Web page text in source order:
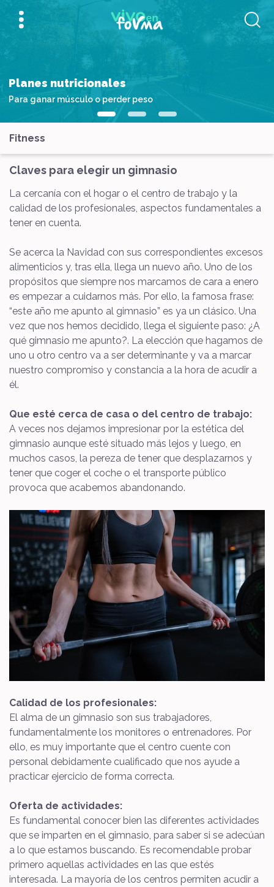
Planes nutricionales
Para ganar músculo o perder peso
Fitness
Claves para elegir un gimnasio
La cercanía con el hogar o el centro de trabajo y la
calidad de los profesionales, aspectos fundamentales a
tener en cuenta.
Se acerca la Navidad con sus correspondientes excesos
alimenticios y, tras ella, llega un nuevo año. Uno de los
propósitos que siempre nos marcamos de cara a enero
es empezar a cuidarnos más. Por ello, la famosa frase:
“este año me apunto al gimnasio” es ya un clásico. Una
vez que nos hemos decidido, llega el siguiente paso: ¿A
qué gimnasio me apunto?. La elección que hagamos de
uno u otro centro va a ser determinante y va a marcar
nuestro compromiso y constancia a la hora de acudir a
él.
Que esté cerca de casa o del centro de trabajo:
A veces nos dejamos impresionar por la estética del
gimnasio aunque esté situado más lejos y luego, en
muchos casos, la pereza de tener que desplazarnos y
tener que coger el coche o el transporte público
provoca que acabemos abandonando.
Calidad de los profesionales:
El alma de un gimnasio son sus trabajadores,
fundamentalmente los monitores o entrenadores. Por
ello, es muy importante que el centro cuente con
personal debidamente cualificado que nos ayude a
practicar ejercicio de forma correcta.
Oferta de actividades:
Es fundamental conocer bien las diferentes actividades
que se imparten en el gimnasio, para saber si se adecúan
a lo que estamos buscando. Es recomendable probar
primero aquellas actividades en las que estés
interesada. La mayoría de los centros permiten acudir a